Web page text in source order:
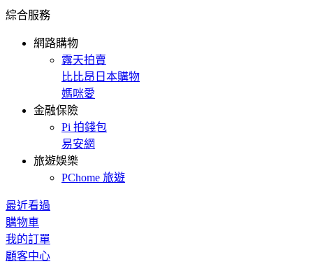
綜合服務
網路購物
露天拍賣
比比昂日本購物
媽咪愛
金融保險
Pi 拍錢包
易安網
旅遊娛樂
PChome 旅遊
最近看過
購物車
我的訂單
顧客中心